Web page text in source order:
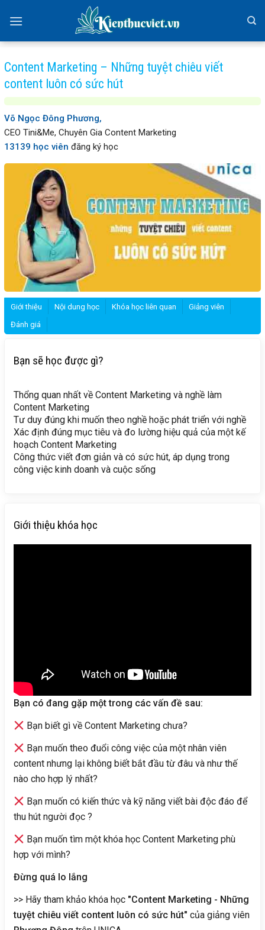
Content Marketing – Những tuyệt chiêu viết
content luôn có sức hút
Võ Ngọc Đông Phương,
CEO Tini&Me, Chuyên Gia Content Marketing
13139 học viên đăng ký học
Giới thiệu Nội dung học Khóa học liên quan
Giảng viên
Đánh giá
Bạn sẽ học được gì?
Thổng quan nhất về Content Marketing và nghề làm
Content Marketing
Tư duy đúng khi muốn theo nghề hoặc phát triển với nghề
Xác định đúng mục tiêu và đo lường hiệu quả của một kế
hoạch Content Marketing
Công thức viết đơn giản và có sức hút, áp dụng trong
công việc kinh doanh và cuộc sống
Giới thiệu khóa học
Bạn có đang gặp một trong các vấn đề sau:
Bạn biết gì về Content Marketing chưa?
Bạn muốn theo đuổi công việc của một nhân viên
content nhưng lại không biết bắt đầu từ đâu và như thế
nào cho hợp lý nhất?
Bạn muốn có kiến thức và kỹ năng viết bài độc đáo để
thu hút người đọc ?
Bạn muốn tìm một khóa học Content Marketing phù
hợp với mình?
Đừng quá lo lắng
>> Hãy tham khảo khóa học "Content Marketing - Những
tuyệt chiêu viết content luôn có sức hút" của giảng viên